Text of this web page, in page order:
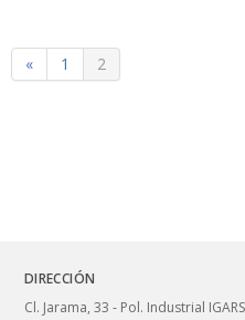
« 1 2
DIRECCIÓN
Cl. Jarama, 33 - Pol. Industrial